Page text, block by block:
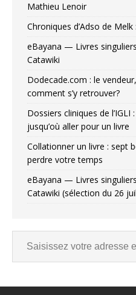
Mathieu Lenoir
Chroniques d’Adso de
eBayana — Livres
Catawiki
Dodecade.com : le
comment s’y retrouver?
Dossiers cliniques de
jusqu’où aller pour un livre
Collationner un livre : sept
perdre votre temps
eBayana — Livres
Catawiki (sélection du 26